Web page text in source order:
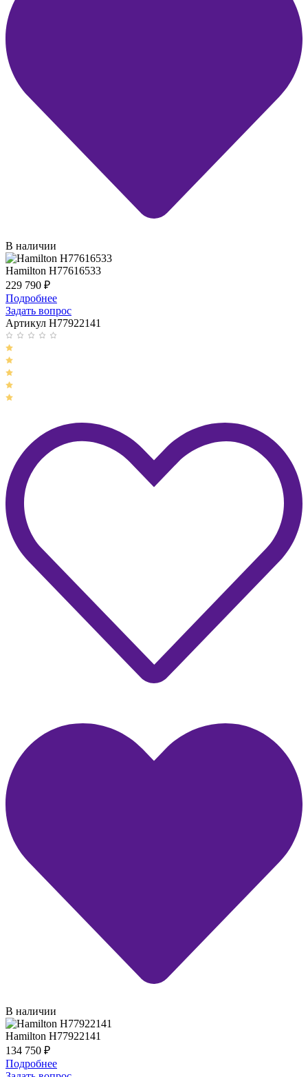
В наличии
Hamilton H77616533
229 790 ₽
Подробнее
Задать вопрос
Артикул H77922141
В наличии
Hamilton H77922141
134 750 ₽
Подробнее